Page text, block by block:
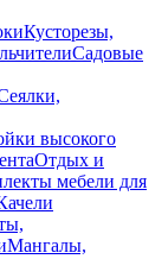
Кусторезы,
Садовые
высокого
Отдых и
мебели для
Мангалы,